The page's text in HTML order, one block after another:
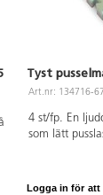
Tyst
Art.nr: 134716-
4 st/fp. En
som lätt
Logga in för att